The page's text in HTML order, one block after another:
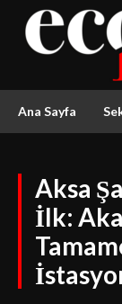
Ana Sayfa
Aksa
İlk: